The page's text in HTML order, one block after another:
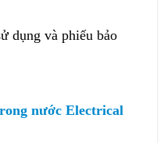
dụng và phiếu bảo
nước Electrical